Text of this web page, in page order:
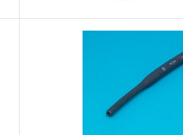
В
Сравнение